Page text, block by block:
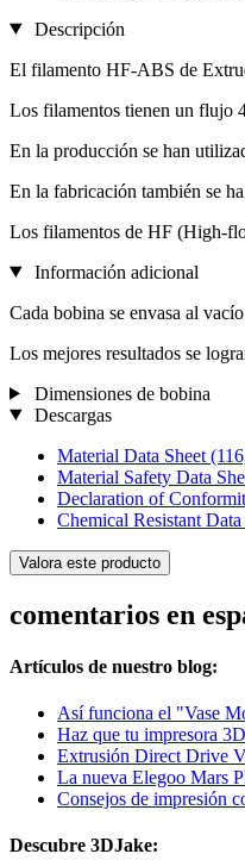
Descripción
El filamento HF-ABS de
Los filamentos tienen un flujo
En la producción se han
En la fabricación también se
Los filamentos de HF (High-
Información adicional
Cada bobina se envasa al
Los mejores resultados se
Dimensiones de bobina
Descargas
Material Data Sheet
Material Safety Data
Declaration of
Chemical Resistant Data
Valora este producto
comentarios en
Artículos de nuestro blog:
Así funciona el "Vase
Haz que tu impresora
Extrusión Direct Drive
La nueva Elegoo Mars
Consejos de impresión
Descubre 3DJake: